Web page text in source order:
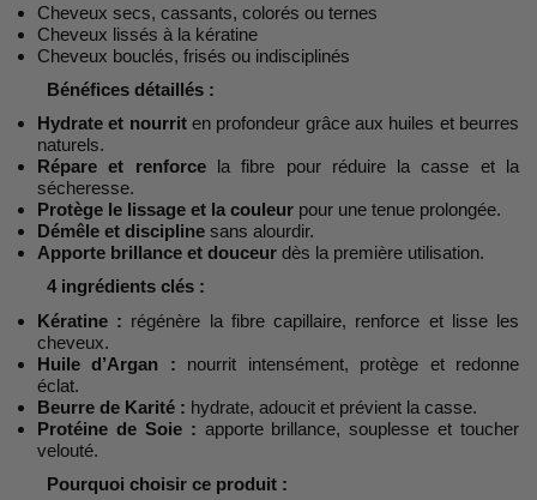
Cheveux secs, cassants, colorés ou ternes
Cheveux lissés à la kératine
Cheveux bouclés, frisés ou indisciplinés
Bénéfices détaillés :
Hydrate et nourriten profondeur grâce aux huiles et beurres
naturels.
Répare et renforcela fibre pour réduire la casse et la
sécheresse.
Protège le lissage et la couleur pour une tenue prolongée.
Démêle et discipline sans alourdir.
Apporte brillance et douceur dès la première utilisation.
4 ingrédients clés :
Kératine : régénère la fibre capillaire, renforce et lisse les
cheveux.
Huile d’Argan : nourrit intensément, protège et redonne
éclat.
Beurre de Karité : hydrate, adoucit et prévient la casse.
Protéine de Soie : apporte brillance, souplesse et toucher
velouté.
Pourquoi choisir ce produit :